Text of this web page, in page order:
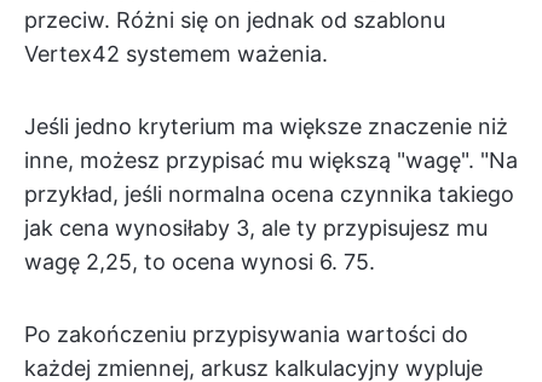
przeciw. Różni się on jednak od szablonu
Vertex42 systemem ważenia.
Jeśli jedno kryterium ma większe znaczenie niż
inne, możesz przypisać mu większą "wagę". "Na
przykład, jeśli normalna ocena czynnika takiego
jak cena wynosiłaby 3, ale ty przypisujesz mu
wagę 2,25, to ocena wynosi 6. 75.
Po zakończeniu przypisywania wartości do
każdej zmiennej, arkusz kalkulacyjny wypluje